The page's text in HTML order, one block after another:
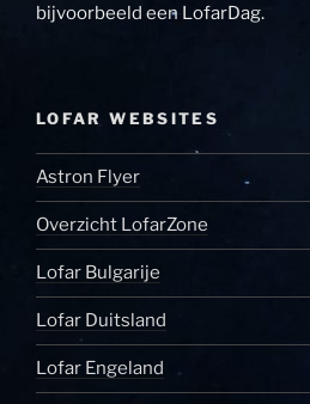
bijvoorbeeld een LofarDag.
LOFAR WEBSITES
Astron Flyer
Overzicht LofarZone
Lofar Bulgarije
Lofar Duitsland
Lofar Engeland